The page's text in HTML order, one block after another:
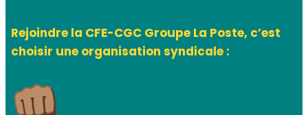
Rejoindre la CFE-CGC Groupe La Poste, c’est
choisir une organisation syndicale :